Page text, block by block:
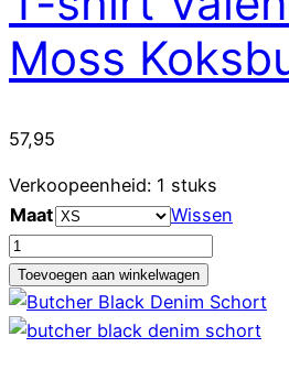
Moss
57,95
Verkoopeenheid: 1 stuks
Maat
Wissen
T-
shirt
Valente
UFX
Toevoegen aan winkelwagen